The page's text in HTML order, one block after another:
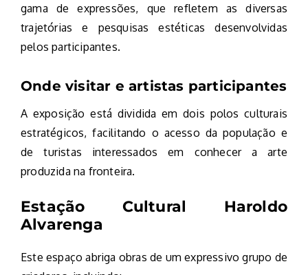
gama de expressões, que refletem as diversas
trajetórias e pesquisas estéticas desenvolvidas
pelos participantes.
Onde visitar e artistas participantes
A exposição está dividida em dois polos culturais
estratégicos, facilitando o acesso da população e
de turistas interessados em conhecer a arte
produzida na fronteira.
Estação Cultural Haroldo
Alvarenga
Este espaço abriga obras de um expressivo grupo de